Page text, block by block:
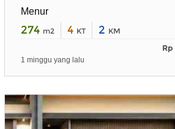
Menur
274 m2 4 KT 2 KM
Rp
1 minggu yang lalu